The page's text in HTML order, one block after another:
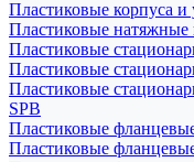
Пластиковые корпуса и
Пластиковые натяжные
Пластиковые
Пластиковые
Пластиковые
SPB
Пластиковые
Пластиковые